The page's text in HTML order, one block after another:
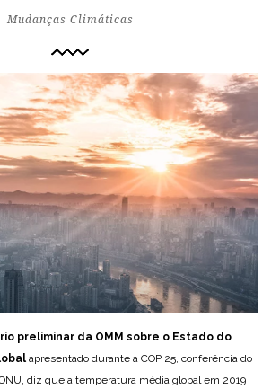
Mudanças Climáticas
preliminar da OMM sobre o Estado do
apresentado durante a COP 25, conferência do
diz que a temperatura média global em 2019